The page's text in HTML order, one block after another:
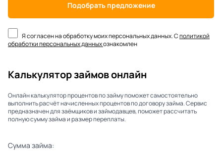
Подобрать предложение
Я согласен на обработку моих персональных данных. Сполитикой
обработки персональных данныхознакомлен
Калькулятор займов онлайн
Онлайн калькулятор процентов по займу поможет самостоятельно
выполнить расчёт начисленных процентов по договору займа. Сервис
предназначен для заёмщиков и займодавцев, поможет рассчитать
полную сумму займа и размер переплаты.
Сумма займа: